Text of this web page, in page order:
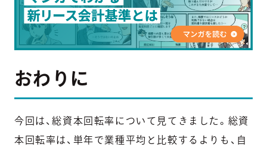
おわりに
今回は、総資本回転率について見てきました。総資
本回転率は、単年で業種平均と比較するよりも、自